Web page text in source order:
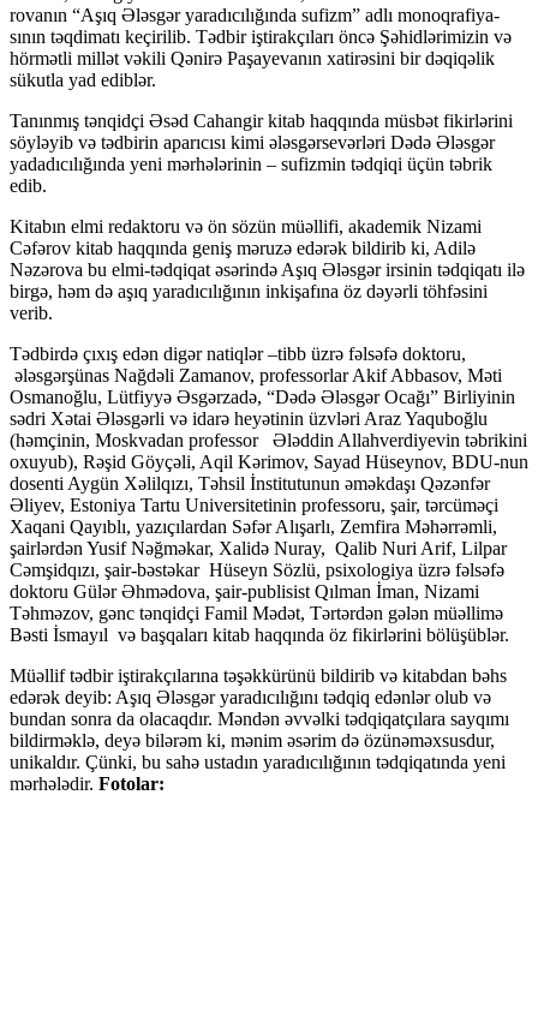
ro­va­nın “Aşıq Ələs­gər ya­ra­dıcılığın­da su­fizm” adlı mo­noq­ra­fi­ya­
sının təqdimatı keçirilib. Tədbir iştirakçıları öncə Şəhidlərimizin və
hörmətli millət vəkili Qənirə Paşayevanın xatirəsini bir dəqiqəlik
sükutla yad ediblər.
Tanınmış tənqidçi Əsəd Cahangir kitab haqqında müsbət fikirlərini
söyləyib və tədbirin aparıcısı kimi ələsgərsevərləri Dədə Ələsgər
yadadıcılığında yeni mərhələrinin – sufizmin tədqiqi üçün təbrik
edib.
Kitabın elmi redaktoru və ön sözün müəllifi, akademik Nizami
Cəfərov kitab haqqında geniş məruzə edərək bildirib ki, Adilə
Nəzərova bu elmi-tədqiqat əsərində Aşıq Ələsgər irsinin tədqiqatı ilə
birgə, həm də aşıq yaradıcılığının inkişafına öz dəyərli töhfəsini
verib.
Tədbirdə çıxış edən digər natiqlər –tibb üzrə fəlsəfə doktoru,
ələsgərşünas Nağdəli Zamanov, professorlar Akif Abbasov, Məti
Osmanoğlu, Lütfiyyə Əsgərzadə, “Dədə Ələsgər Ocağı” Birliyinin
sədri Xətai Ələsgərli və idarə heyətinin üzvləri Araz Yaquboğlu
(həmçinin, Moskvadan professor Ələddin Allahverdiyevin təbrikini
oxuyub), Rəşid Göyçəli, Aqil Kərimov, Sayad Hüseynov, BDU-nun
dosenti Aygün Xəlilqızı, Təhsil İnstitutunun əməkdaşı Qəzənfər
Əliyev, Estoniya Tartu Universitetinin professoru, şair, tərcüməçi
Xaqani Qayıblı, yazıçılardan Səfər Alışarlı, Zemfira Məhərrəmli,
şairlərdən Yusif Nəğməkar, Xalidə Nuray, Qalib Nuri Arif, Lilpar
Cəmşidqızı, şair-bəstəkar Hüseyn Sözlü, psixologiya üzrə fəlsəfə
doktoru Gülər Əhmədova, şair-publisist Qılman İman, Nizami
Təhməzov, gənc tənqidçi Famil Mədət, Tərtərdən gələn müəllimə
Bəsti İsmayıl və başqaları kitab haqqında öz fikirlərini bölüşüblər.
Müəllif tədbir iştirakçılarına təşəkkürünü bildirib və kitabdan bəhs
edərək deyib: Aşıq Ələsgər yaradıcılığını tədqiq edənlər olub və
bundan sonra da olacaqdır. Məndən əvvəlki tədqiqatçılara sayqımı
bildirməklə, deyə bilərəm ki, mənim əsərim də özünəməxsusdur,
unikaldır. Çünki, bu sahə ustadın yaradıcılığının tədqiqatında yeni
mərhələdir. Fotolar: